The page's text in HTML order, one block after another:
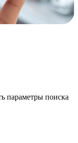
параметры поиска